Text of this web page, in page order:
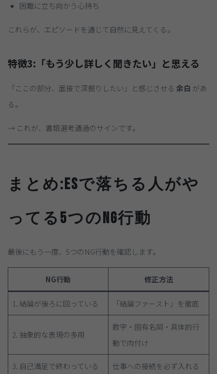
困難に立ち向かう心持ち
これらが、エピソードを通じて自然に見えてくる。
特徴3: 「もう少し詳しく聞きたい」と思える
「ここの部分、面接で深掘りしたい」と感じさせる 余白 があ
る。
→ これが、書類選考通過のサインです。
まとめ:ESで落ちる人がや
ってる5つのNG行動
最後にもう一度、5つのNG行動を確認します。
NG行動 修正方法
1. 結論が後ろに回っている 「結論ファースト」を徹底
2. 抽象的な表現の多用
数字・固有名詞・具体的行
動で肉付け
3. 自己満足で終わっている 仕事への接続を必ず入れる